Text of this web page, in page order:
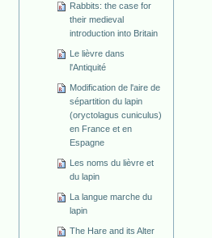
Rabbits: the case for
their medieval
introduction into Britain
Le lièvre dans
l'Antiquité
Modification de l'aire de
sépartition du lapin
(oryctolagus cuniculus)
en France et en
Espagne
Les noms du lièvre et
du lapin
La langue marche du
lapin
The Hare and its Alter